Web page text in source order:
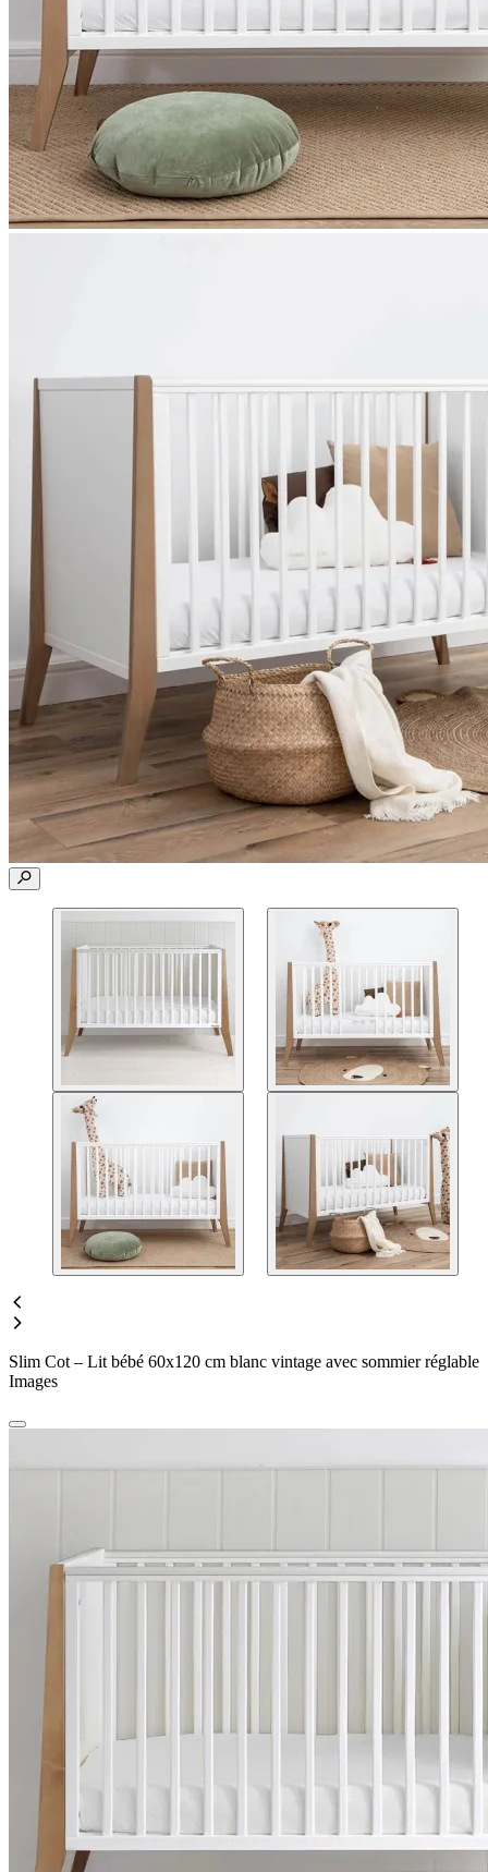
Slim Cot – Lit bébé 60x120 cm blanc vintage avec sommier réglable
Images